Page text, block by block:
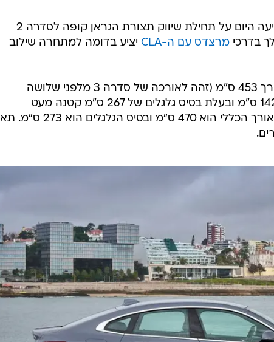
דלק מוטורס, יבואנית ב.מ.וו לישראל מודיעה היום על תחילת שיווק תצורת הגראן קופה לסדרה 2
בדרכי מרצדס עם ה-CLA
יציע בדומה למתחרה שילוב
המתכון הבסיסי דומה, אבל המכונית באורך 453 ס"מ (זהה לאורכה של סדרה 3 מלפני שלושה
דורות), ברוחב של 180 ס"מ, הגובה של 142 ס"מ ובעלת בסיס גלגלים של 267 ס"מ קטנה מעט
במידותיה מהמתחרה של מרצדס. שם האורך הכללי הוא 470 ס"מ ובסיס הגלגלים הוא 273 ס"מ. תא